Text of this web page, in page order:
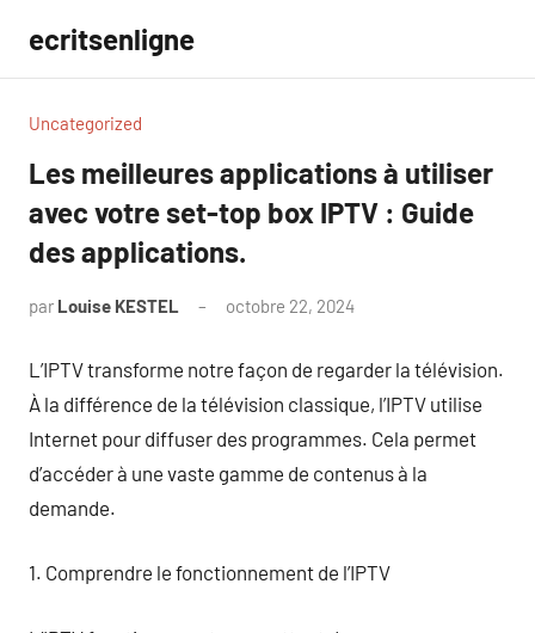
contenu
ecritsenligne
Uncategorized
Les meilleures applications à utiliser
avec votre set-top box IPTV : Guide
des applications.
par Louise KESTEL octobre 22, 2024
L’IPTV transforme notre façon de regarder la télévision.
À la différence de la télévision classique, l’IPTV utilise
Internet pour diffuser des programmes. Cela permet
d’accéder à une vaste gamme de contenus à la
demande.
1. Comprendre le fonctionnement de l’IPTV